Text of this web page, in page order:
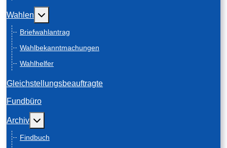
Wahlen Weitere Informationen: Wahlen
Briefwahlantrag
Wahlbekanntmachungen
Wahlhelfer
Gleichstellungsbeauftragte
Fundbüro
Archiv Weitere Informationen: Archiv
Findbuch